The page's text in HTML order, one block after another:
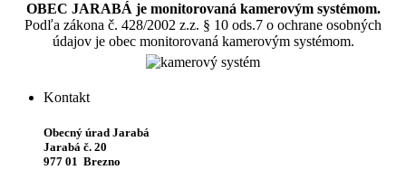
OBEC JARABÁ je monitorovaná kamerovým systémom.
Podľa zákona č. 428/2002 z.z. § 10 ods.7 o ochrane osobných
údajov je obec monitorovaná kamerovým systémom.
Kontakt
Obecný úrad Jarabá
Jarabá č. 20
977 01 Brezno